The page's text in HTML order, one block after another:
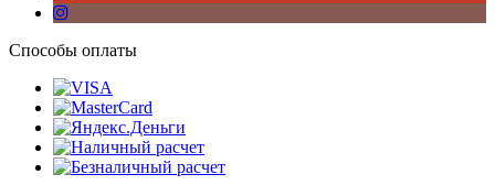
Способы оплаты